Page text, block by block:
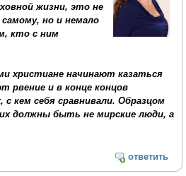
жизни, это не
но и немало
кто с ним
христиане начинают казаться
рвение и в конце концов
кем себя сравнивали. Образцом
должны быть не мирские люди, а
ответить